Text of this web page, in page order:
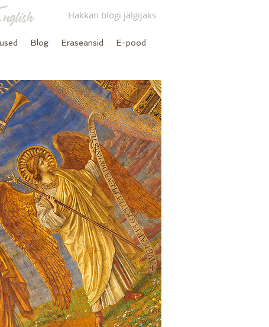
Hakkan blogi jälgijaks
Blog Eraseansid E-pood